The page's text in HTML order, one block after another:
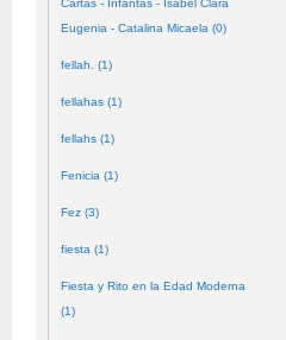
Cartas - Infantas - Isabel Clara
Eugenia - Catalina Micaela (0)
fellah. (1)
fellahas (1)
fellahs (1)
Fenicia (1)
Fez (3)
fiesta (1)
Fiesta y Rito en la Edad Moderna
(1)